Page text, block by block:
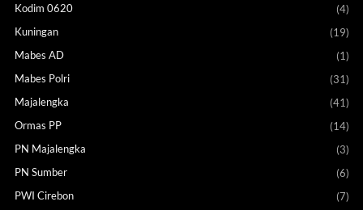
Kodim 0620
(4)
Kuningan
(19)
Mabes AD
(1)
Mabes Polri
(31)
Majalengka
(41)
Ormas PP
(14)
PN Majalengka
(3)
PN Sumber
(6)
PWI Cirebon
(7)